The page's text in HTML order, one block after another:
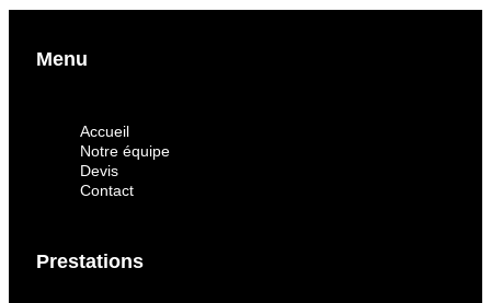
Menu
Accueil
Notre équipe
Devis
Contact
Prestations